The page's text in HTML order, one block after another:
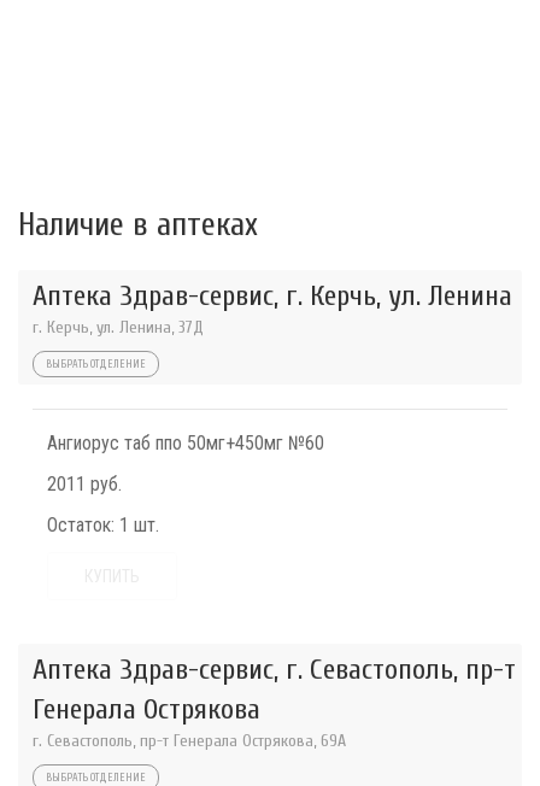
Наличие в аптеках
Аптека Здрав-сервис, г. Керчь, ул. Ленина
г. Керчь, ул. Ленина, 37Д
ВЫБРАТЬ ОТДЕЛЕНИЕ
Ангиорус таб ппо 50мг+450мг №60
2011 руб.
Остаток: 1 шт.
Аптека Здрав-сервис, г. Севастополь, пр-т
Генерала Острякова
г. Севастополь, пр-т Генерала Острякова, 69А
ВЫБРАТЬ ОТДЕЛЕНИЕ